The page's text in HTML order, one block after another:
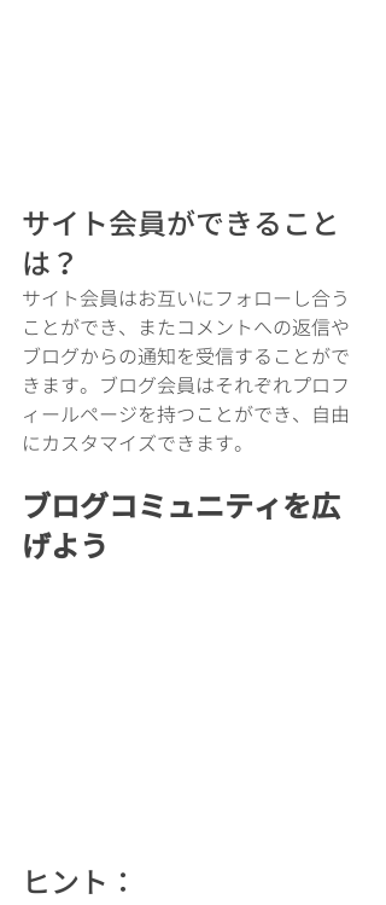
サイト会員ができること
は？
サイト会員はお互いにフォローし合う
ことができ、またコメントへの返信や
ブログからの通知を受信することがで
きます。ブログ会員はそれぞれプロフ
ィールページを持つことができ、自由
にカスタマイズできます。
ブログコミュニティを広
げよう
ヒント：